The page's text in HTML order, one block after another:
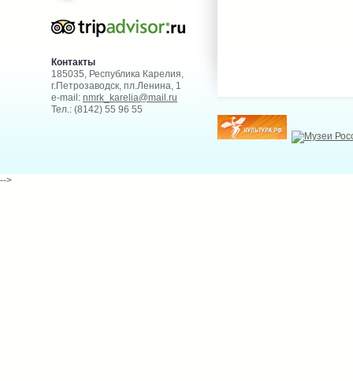
Контакты
185035, Республика Карелия,
г.Петрозаводск, пл.Ленина, 1
e-mail: nmrk_karelia@mail.ru
Тел.: (8142) 55 96 55
-->